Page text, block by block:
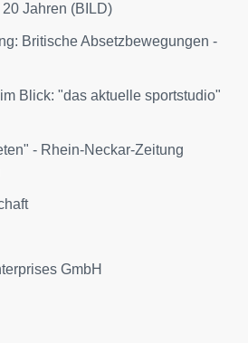
Jahren (BILD)
Britische Absetzbewegungen -
Blick: "das aktuelle sportstudio"
- Rhein-Neckar-Zeitung
GmbH